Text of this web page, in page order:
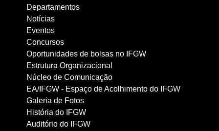
Departamentos
Notícias
Eventos
Concursos
Oportunidades de bolsas no IFGW
Estrutura Organizacional
Núcleo de Comunicação
EA/IFGW - Espaço de Acolhimento do IFGW
Galeria de Fotos
História do IFGW
Auditório do IFGW